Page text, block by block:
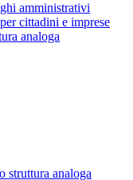
amministrativi
cittadini e imprese
analoga
struttura analoga